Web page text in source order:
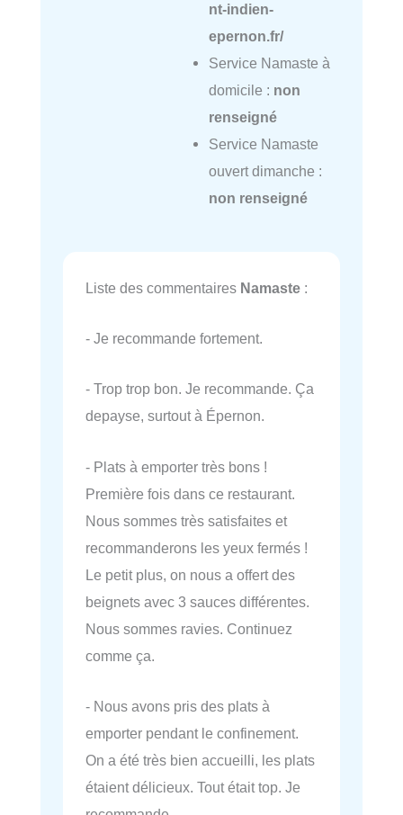
nt-indien-
epernon.fr/
Service Namaste à
domicile : non
renseigné
Service Namaste
ouvert dimanche :
non renseigné
Liste des commentaires Namaste :
- Je recommande fortement.
- Trop trop bon. Je recommande. Ça
depayse, surtout à Épernon.
- Plats à emporter très bons !
Première fois dans ce restaurant.
Nous sommes très satisfaites et
recommanderons les yeux fermés !
Le petit plus, on nous a offert des
beignets avec 3 sauces différentes.
Nous sommes ravies. Continuez
comme ça.
- Nous avons pris des plats à
emporter pendant le confinement.
On a été très bien accueilli, les plats
étaient délicieux. Tout était top. Je